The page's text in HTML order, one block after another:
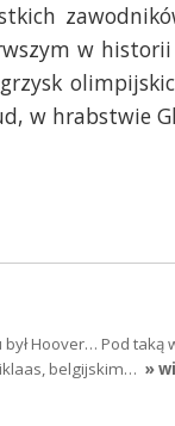
w
w hrabstwie
był Hoover… Pod
belgijskim… »